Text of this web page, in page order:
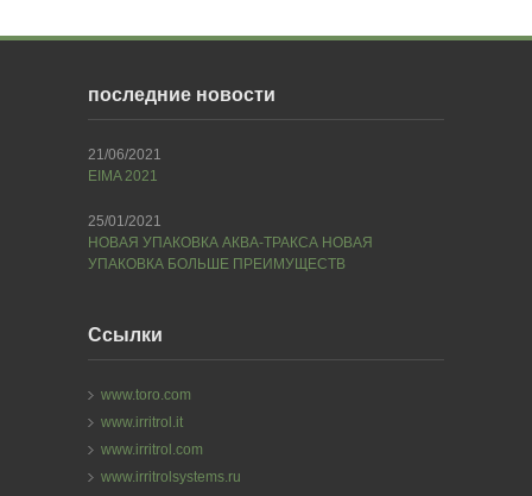
последние новости
21/06/2021
EIMA 2021
25/01/2021
НОВАЯ УПАКОВКА АКВА-ТРАКСА НОВАЯ
УПАКОВКА БОЛЬШЕ ПРЕИМУЩЕСТВ
Ссылки
www.toro.com
www.irritrol.it
www.irritrol.com
www.irritrolsystems.ru